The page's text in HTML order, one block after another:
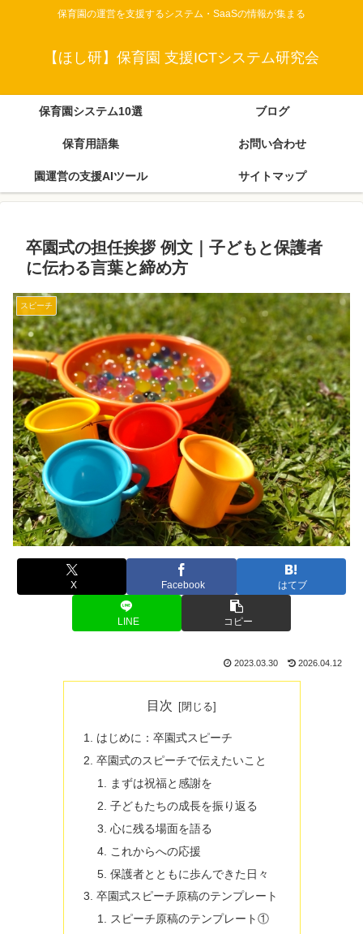
保育園の運営を支援するシステム・SaaSの情報が集まる
【ほし研】保育園 支援ICTシステム研究会
保育園システム10選 ブログ
保育用語集 お問い合わせ
園運営の支援AIツール サイトマップ
卒園式の担任挨拶 例文｜子どもと保護者
に伝わる言葉と締め方
スピーチ
X Facebook はてブ
LINE コピー
2023.03.30 2026.04.12
目次
はじめに：卒園式スピーチ
卒園式のスピーチで伝えたいこと
まずは祝福と感謝を
子どもたちの成長を振り返る
心に残る場面を語る
これからへの応援
保護者とともに歩んできた日々
卒園式スピーチ原稿のテンプレート
スピーチ原稿のテンプレート①